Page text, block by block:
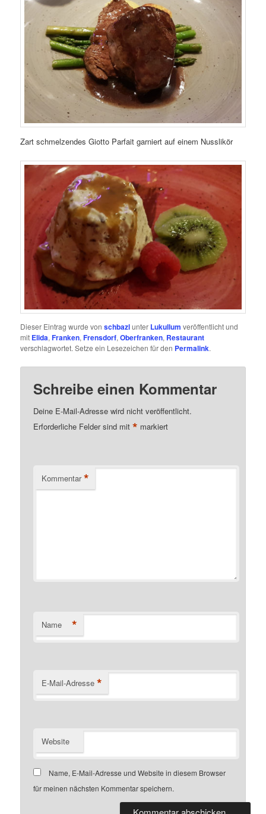
Zart schmelzendes Giotto Parfait garniert auf einem Nusslikör
Dieser Eintrag wurde vonschbazlunter Lukullum veröffentlicht und
mit Elida,Franken,Frensdorf,Oberfranken, Restaurant
verschlagwortet. Setze ein Lesezeichen für den Permalink.
Schreibe einen Kommentar
Deine E-Mail-Adresse wird nicht veröffentlicht.
Erforderliche Felder sind mit* markiert
Kommentar *
Name *
E-Mail-Adresse *
Website
Name, E-Mail-Adresse und Website in diesem Browser
für meinen nächsten Kommentar speichern.